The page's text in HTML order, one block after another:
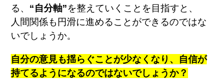
る、 “自分軸”を整えていくことを目指すと、
人間関係も円滑に進めることができるのではな
いでしょうか。
自分の意見も揺らぐことが少なくなり、自信が
持てるようになるのではないでしょうか？